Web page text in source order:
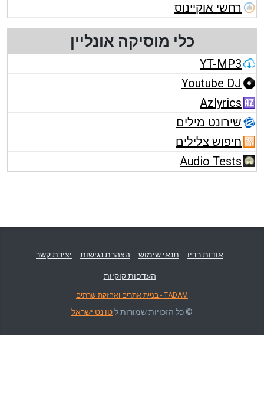
רחשי אוקיינוס
כלי מוסיקה אונליין
YT-MP3
Youtube DJ
Azlyrics
שירונט מילים
חיפוש צלילים
Audio Tests
אודות רדיו תנאי שימוש הצהרת נגישות יצירת קשר
העדפות קוקיות
TADAM - בניית אתרים ואחזקת שרתים
© כל הזכויות שמורות לטו נט ישראל